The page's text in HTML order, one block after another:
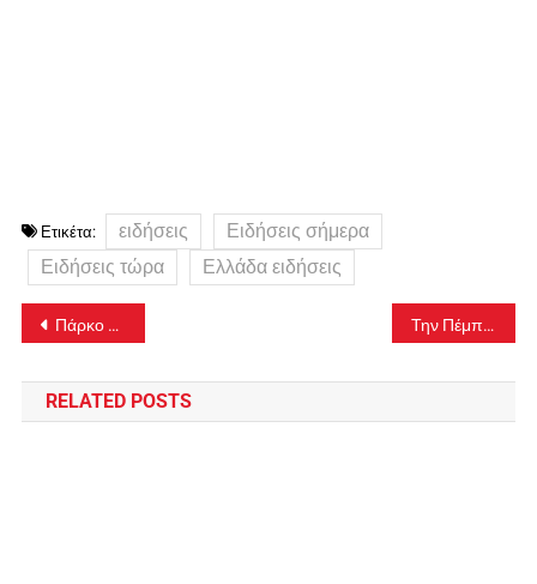
Ετικέτα: ειδήσεις
Ειδήσεις σήμερα
Ειδήσεις τώρα
Ελλάδα ειδήσεις
Πλοήγηση
άρθρων
Πάρκο Δηλαβέρη: Έγιναν τα αποκαλυπτήρια του αγάλματος της «Ηρωίδας Μανιάτισσας» Την Πέμπτη θα συνεχιστεί η δίκη και θα ολοκληρωθούν οι καταθέσεις των μαρτύρων
RELATED POSTS